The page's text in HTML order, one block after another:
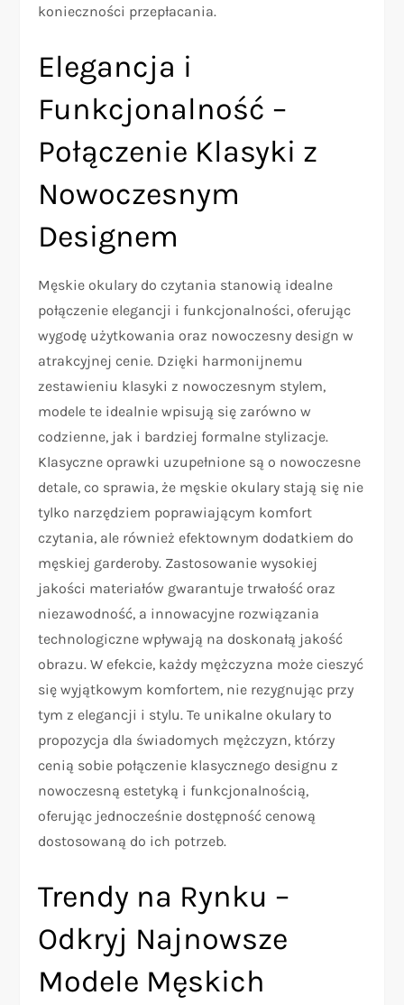
konieczności przepłacania.
Elegancja i
Funkcjonalność –
Połączenie Klasyki z
Nowoczesnym
Designem
Męskie okulary do czytania stanowią idealne
połączenie elegancji i funkcjonalności, oferując
wygodę użytkowania oraz nowoczesny design w
atrakcyjnej cenie. Dzięki harmonijnemu
zestawieniu klasyki z nowoczesnym stylem,
modele te idealnie wpisują się zarówno w
codzienne, jak i bardziej formalne stylizacje.
Klasyczne oprawki uzupełnione są o nowoczesne
detale, co sprawia, że męskie okulary stają się nie
tylko narzędziem poprawiającym komfort
czytania, ale również efektownym dodatkiem do
męskiej garderoby. Zastosowanie wysokiej
jakości materiałów gwarantuje trwałość oraz
niezawodność, a innowacyjne rozwiązania
technologiczne wpływają na doskonałą jakość
obrazu. W efekcie, każdy mężczyzna może cieszyć
się wyjątkowym komfortem, nie rezygnując przy
tym z elegancji i stylu. Te unikalne okulary to
propozycja dla świadomych mężczyzn, którzy
cenią sobie połączenie klasycznego designu z
nowoczesną estetyką i funkcjonalnością,
oferując jednocześnie dostępność cenową
dostosowaną do ich potrzeb.
Trendy na Rynku –
Odkryj Najnowsze
Modele Męskich